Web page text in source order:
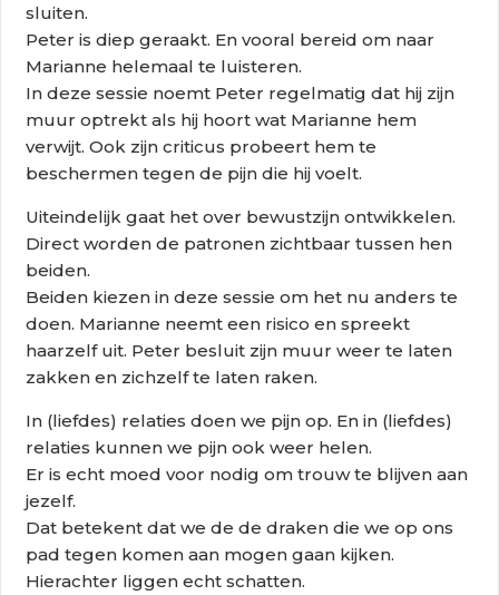
sluiten.
Peter is diep geraakt. En vooral bereid om naar
Marianne helemaal te luisteren.
In deze sessie noemt Peter regelmatig dat hij zijn
muur optrekt als hij hoort wat Marianne hem
verwijt. Ook zijn criticus probeert hem te
beschermen tegen de pijn die hij voelt.
Uiteindelijk gaat het over bewustzijn ontwikkelen.
Direct worden de patronen zichtbaar tussen hen
beiden.
Beiden kiezen in deze sessie om het nu anders te
doen. Marianne neemt een risico en spreekt
haarzelf uit. Peter besluit zijn muur weer te laten
zakken en zichzelf te laten raken.
In (liefdes) relaties doen we pijn op. En in (liefdes)
relaties kunnen we pijn ook weer helen.
Er is echt moed voor nodig om trouw te blijven aan
jezelf.
Dat betekent dat we de de draken die we op ons
pad tegen komen aan mogen gaan kijken.
Hierachter liggen echt schatten.